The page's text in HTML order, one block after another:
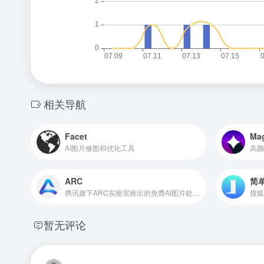
相关导航
Facet
AI图片修图和优化工具 高
ARC 简
搜
暂无评论